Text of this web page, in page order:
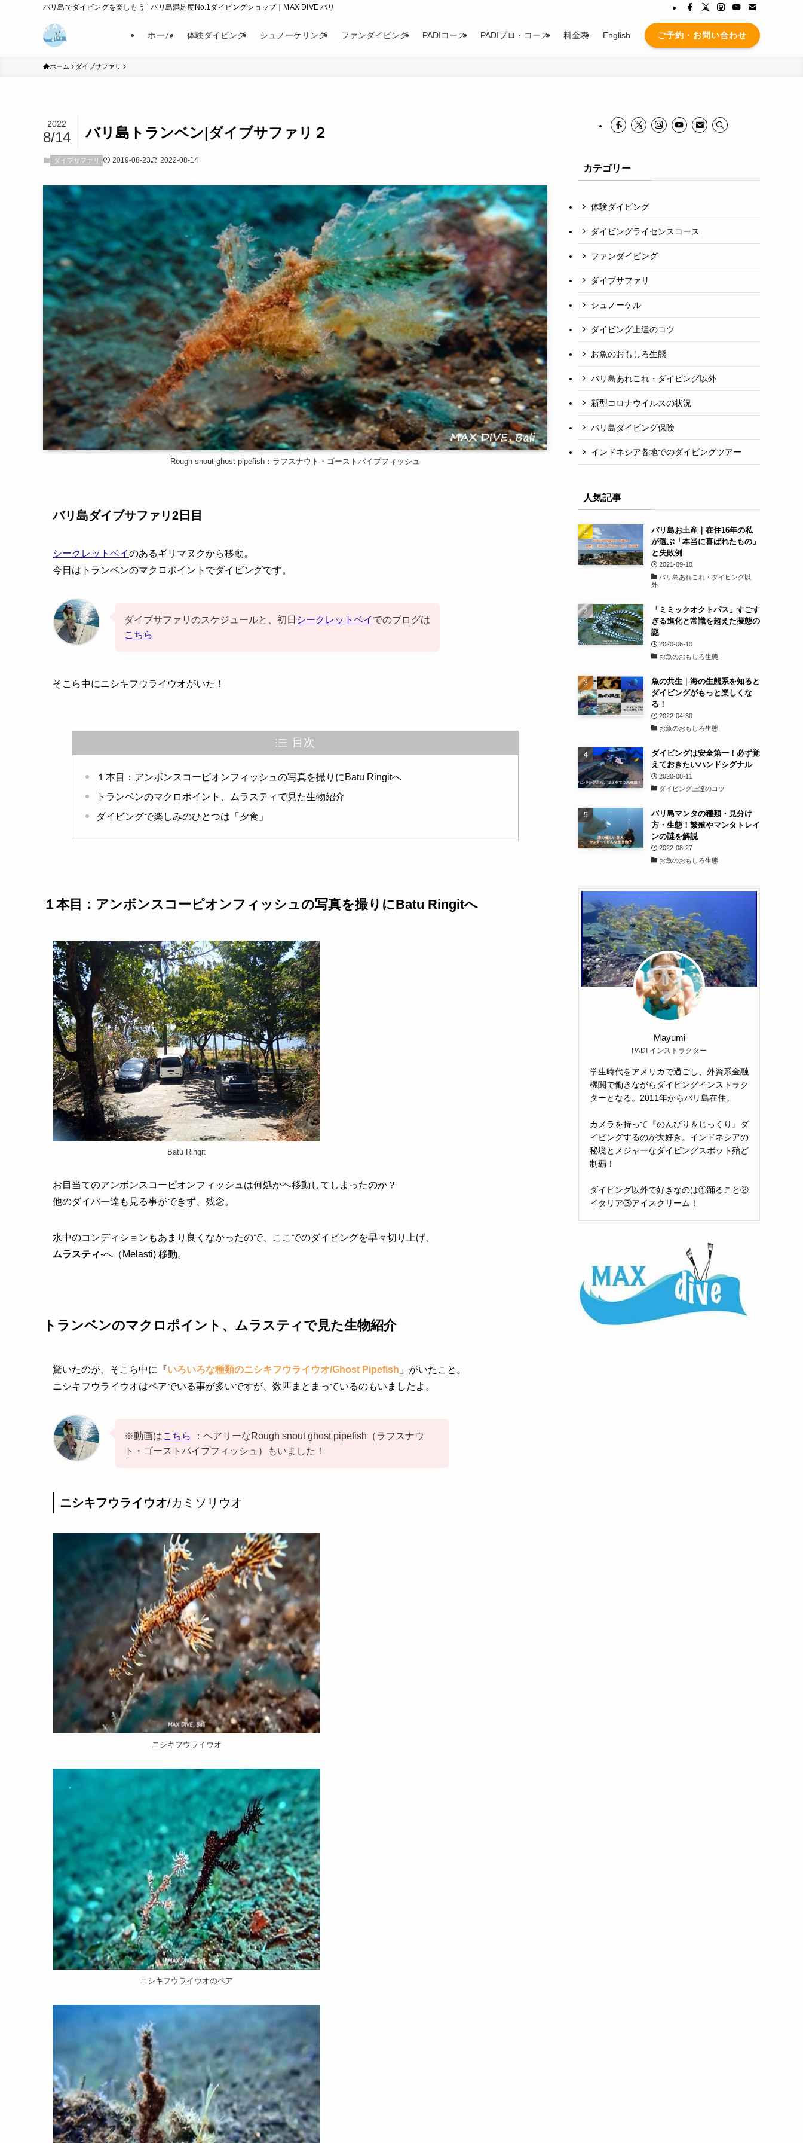
バリ島でダイビングを楽しもう | バリ島満足度No.1ダイビングショップ｜MAX DIVE バリ
ホーム 体験ダイビング シュノーケリング ファンダイビング PADIコース PADIプロ・コース 料金表 English ご予約・お問い合わせ
ホーム ダイブサファリ
バリ島トランベン|ダイブサファリ２
2022
8/14
ダイブサファリ 2019-08-23 2022-08-14
Rough snout ghost pipefish：ラフスナウト・ゴーストパイプフィッシュ
バリ島ダイブサファリ2日目
シークレットベイのあるギリマヌクから移動。
今日はトランベンのマクロポイントでダイビングです。
ダイブサファリのスケジュールと、初日 シークレットベイ でのブログは
こちら
そこら中にニシキフウライウオがいた！
目次
１本目：アンボンスコーピオンフィッシュの写真を撮りにBatu Ringitへ
トランベンのマクロポイント、ムラスティで見た生物紹介
ダイビングで楽しみのひとつは「夕食」
１本目：アンボンスコーピオンフィッシュの写真を撮りにBatu Ringitへ
Batu Ringit
お目当てのアンボンスコーピオンフィッシュは何処かへ移動してしまったのか？
他のダイバー達も見る事ができず、残念。
水中のコンディションもあまり良くなかったので、ここでのダイビングを早々切り上げ、
ムラスティ-へ（Melasti) 移動。
トランベンのマクロポイント、 ムラスティ で見た生物紹介
驚いたのが、そこら中に『いろいろな種類のニシキフウライウオ/Ghost Pipefish 」がいたこと。
ニシキフウライウオはペアでいる事が多いですが、数匹まとまっているのもいましたよ。
※動画はこちら
：ヘアリーなRough snout ghost pipefish（ラフスナウ
ト・ゴーストパイプフィッシュ）もいました！
ニシキフウライウオ/カミソリウオ
ニシキフウライウオ
ニシキフウライウオのペア
カテゴリー
体験ダイビング
ダイビングライセンスコース
ファンダイビング
ダイブサファリ
シュノーケル
ダイビング上達のコツ
お魚のおもしろ生態
バリ島あれこれ・ダイビング以外
新型コロナウイルスの状況
バリ島ダイビング保険
インドネシア各地でのダイビングツアー
人気記事
バリ島お土産｜在住16年の私
が選ぶ「本当に喜ばれたもの」
と失敗例
2021-09-10
バリ島あれこれ・ダイビング以
外
「ミミックオクトパス」すごす
ぎる進化と常識を超えた擬態の
謎
2020-06-10
お魚のおもしろ生態
魚の共生｜海の生態系を知ると
ダイビングがもっと楽しくな
る！
2022-04-30
お魚のおもしろ生態
ダイビングは安全第一！必ず覚
えておきたいハンドシグナル
2020-08-11
ダイビング上達のコツ
バリ島マンタの種類・見分け
方・生態！繁殖やマンタトレイ
ンの謎を解説
2022-08-27
お魚のおもしろ生態
Mayumi
PADI インストラクター
学生時代をアメリカで過ごし、外資系金融
機関で働きながらダイビングインストラク
ターとなる。2011年からバリ島在住。
カメラを持って『のんびり＆じっくり』ダ
イビングするのが大好き。インドネシアの
秘境とメジャーなダイビングスポット殆ど
制覇！
ダイビング以外で好きなのは①踊ること②
イタリア③アイスクリーム！